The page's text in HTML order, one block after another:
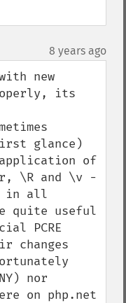
8 years ago
new
its
glance)
application of
\R and \v -
in all
quite useful
PCRE
changes
nor
on php.net